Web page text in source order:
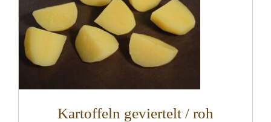
Kartoffeln geviertelt / roh